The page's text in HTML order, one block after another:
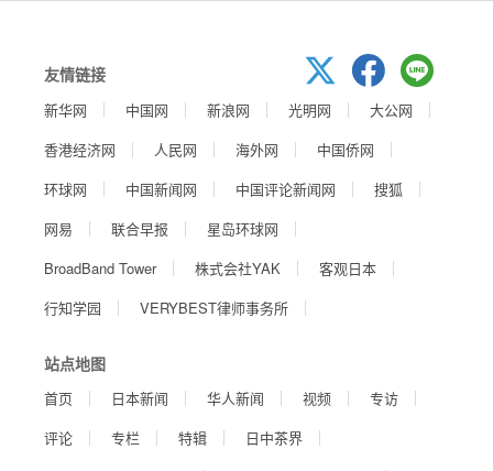
友情链接
新华网 中国网 新浪网 光明网
大公网
香港经济网
人民网 海外网
中国侨网
环球网
中国新闻网 中国评论新闻网
搜狐
网易
联合早报
星岛环球网
BroadBand Tower
株式会社YAK
客观日本
行知学园
VERYBEST律师事务所
站点地图
首页 日本新闻 华人新闻 视频
专访
评论
专栏 特辑
日中茶界